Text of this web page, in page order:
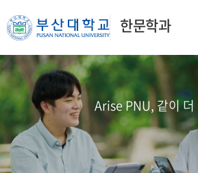
한문학과
Arise PNU, 같이 더